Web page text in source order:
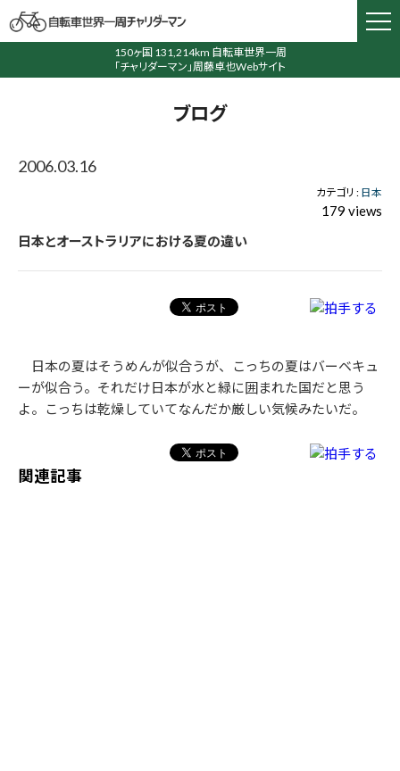
150ヶ国 131,214km 自転車世界一周
「チャリダーマン」周藤卓也Webサイト
ブログ
2006.03.16
カテゴリ : 日本
179 views
日本とオーストラリアにおける夏の違い
日本の夏はそうめんが似合うが、こっちの夏はバーベキュ
ーが似合う。それだけ日本が水と緑に囲まれた国だと思う
よ。こっちは乾燥していてなんだか厳しい気候みたいだ。
関連記事